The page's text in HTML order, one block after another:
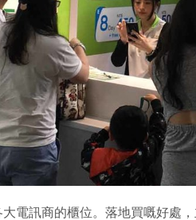
電訊商的櫃位。落地買嘅好處